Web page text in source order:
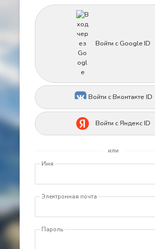
Войти с Google ID
Войти с Вконтакте ID
Войти с Яндекс ID
или
Имя
Электронная почта
Пароль